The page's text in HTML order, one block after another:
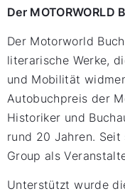
Der MOTORWORLD
Der Motorworld
literarische Werke,
und Mobilität
Autobuchpreis der
Historiker und
rund 20 Jahren.
Group als
Unterstützt wurde